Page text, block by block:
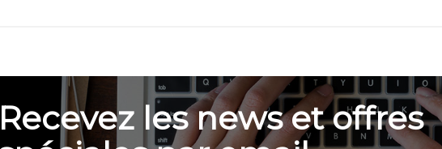
Recevez les news et offres